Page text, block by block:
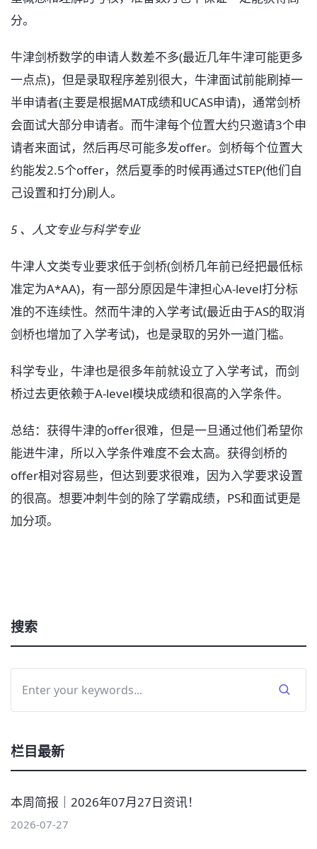
分。
牛津剑桥数学的申请人数差不多(最近几年牛津可能更多
一点点)，但是录取程序差别很大，牛津面试前能刷掉一
半申请者(主要是根据MAT成绩和UCAS申请)，通常剑桥
会面试大部分申请者。而牛津每个位置大约只邀请3个申
请者来面试，然后再尽可能多发offer。剑桥每个位置大
约能发2.5个offer，然后夏季的时候再通过STEP(他们自
己设置和打分)刷人。
5 、人文专业与科学专业
牛津人文类专业要求低于剑桥(剑桥几年前已经把最低标
准定为A*AA)，有一部分原因是牛津担心A-level打分标
准的不连续性。然而牛津的入学考试(最近由于AS的取消
剑桥也增加了入学考试)，也是录取的另外一道门槛。
科学专业，牛津也是很多年前就设立了入学考试，而剑
桥过去更依赖于A-level模块成绩和很高的入学条件。
总结：获得牛津的offer很难，但是一旦通过他们希望你
能进牛津，所以入学条件难度不会太高。获得剑桥的
offer相对容易些，但达到要求很难，因为入学要求设置
的很高。想要冲刺牛剑的除了学霸成绩，PS和面试更是
加分项。
搜索
栏目最新
本周简报｜2026年07月27日资讯！
2026-07-27